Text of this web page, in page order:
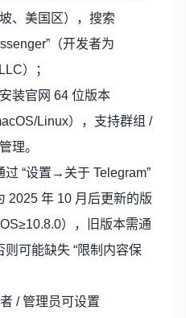
、美国区），搜索
（开发者为
）；
装官网 64 位版本
Linux），支持群组 /
理。
过 “设置→关于 Telegram”
2025 年 10 月后更新的版
），旧版本需通
可能缺失 “限制内容保
/ 管理员可设置